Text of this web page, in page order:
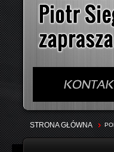
STRONA GŁÓWNA